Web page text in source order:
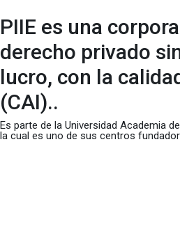
PIIE es una
derecho privado
lucro, con la
(CAI)..
Es parte de la Universidad Academia
la cual es uno de sus centros